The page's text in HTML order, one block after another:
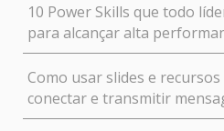
10 Power Skills que todo
para alcançar alta
Como usar slides e
conectar e transmitir